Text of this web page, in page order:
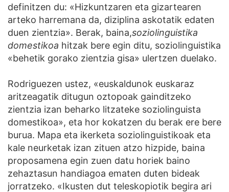
definitzen du: «Hizkuntzaren eta gizartearen
arteko harremana da, diziplina askotatik edaten
duen zientzia». Berak, baina,soziolinguistika
domestikoa hitzak bere egin ditu, soziolinguistika
«behetik gorako zientzia gisa» ulertzen duelako.
Rodriguezen ustez, «euskaldunok euskaraz
aritzeagatik ditugun oztopoak gainditzeko
zientzia izan beharko litzateke soziolinguista
domestikoa», eta hor kokatzen du berak ere bere
burua. Mapa eta ikerketa soziolinguistikoak eta
kale neurketak izan zituen atzo hizpide, baina
proposamena egin zuen datu horiek baino
zehaztasun handiagoa ematen duten bideak
jorratzeko. «Ikusten dut teleskopiotik begira ari